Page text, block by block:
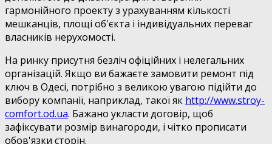
гармонійного проекту з урахуванням кількості
мешканців, площі об'єкта і індивідуальних переваг
власників нерухомості.
На ринку присутня безліч офіційних і нелегальних
організацій. Якщо ви бажаєте замовити ремонт під
ключ в Одесі, потрібно з великою увагою підійти до
вибору компанії, наприклад, такої як http://www.stroy-
comfort.od.ua. Бажано укласти договір, щоб
зафіксувати розмір винагороди, і чітко прописати
обов'язки сторін.